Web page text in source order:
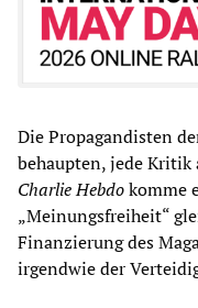
Die Propagandisten
behaupten, jede
Charlie Hebdokomme
„Meinungsfreiheit“
Finanzierung des
irgendwie der